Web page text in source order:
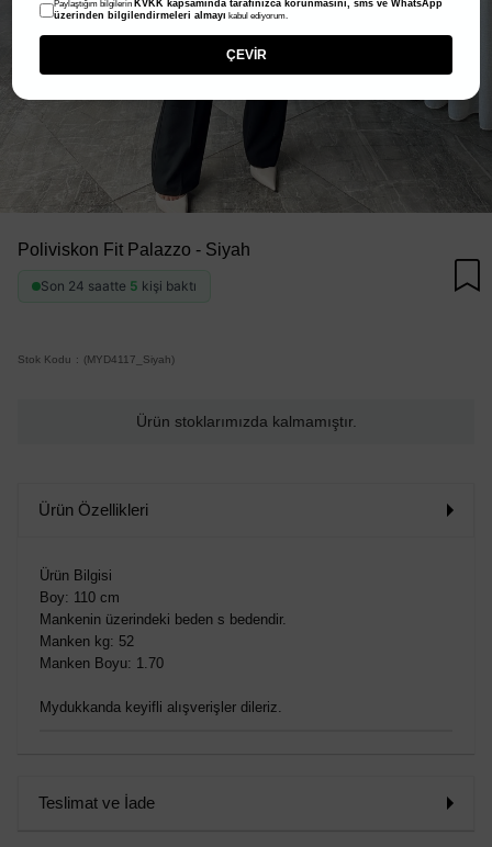
Poliviskon Fit Palazzo - Siyah
Son 24 saatte 5 kişi baktı
Stok Kodu (MYD4117_Siyah)
Ürün stoklarımızda kalmamıştır.
Ürün Özellikleri
Ürün Bilgisi
Boy: 110 cm
Mankenin üzerindeki beden s bedendir.
Manken kg: 52
Manken Boyu: 1.70
Mydukkanda keyifli alışverişler dileriz.
Teslimat ve İade
Paylaştığım bilgilerin KVKK kapsamında tarafınızca korunmasını, sms ve WhatsApp
üzerinden bilgilendirmeleri almayı kabul ediyorum.
ÇEVİR